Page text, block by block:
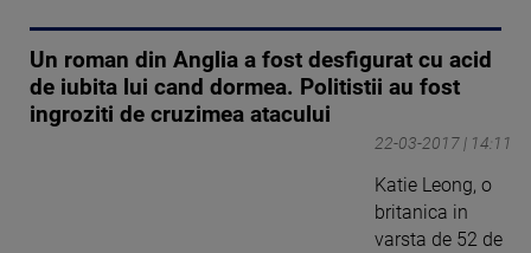
Un roman din Anglia a fost desfigurat cu acid
de iubita lui cand dormea. Politistii au fost
ingroziti de cruzimea atacului
22-03-2017 | 14:11
Katie Leong, o
britanica in
varsta de 52 de